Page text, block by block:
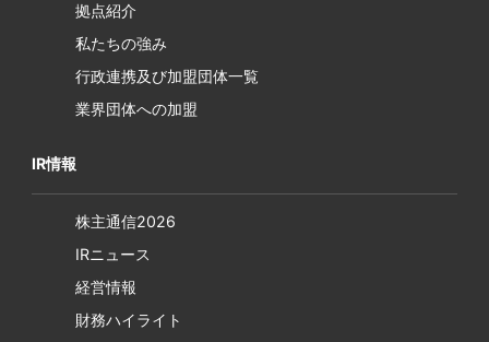
拠点紹介
私たちの強み
行政連携及び加盟団体一覧
業界団体への加盟
IR情報
株主通信2026
IRニュース
経営情報
財務ハイライト